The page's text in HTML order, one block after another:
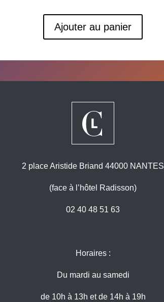
Ajouter au panier
2 place Aristide Briand 44000 NANTES
(face à l’hôtel Radisson)
02 40 48 51 63
Horaires :
Du mardi au samedi
de 10h à 13h et de 14h à 19h